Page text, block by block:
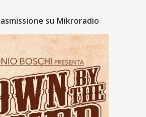
su Mikroradio